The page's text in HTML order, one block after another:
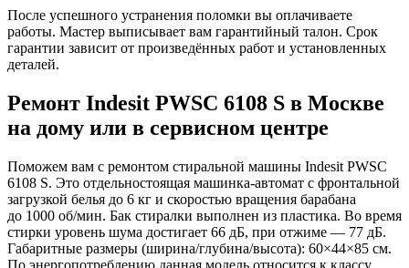
После успешного устранения поломки вы оплачиваете
работы. Мастер выписывает вам гарантийный талон. Срок
гарантии зависит от произведённых работ и установленных
деталей.
Ремонт Indesit PWSC 6108 S в Москве
на дому или в сервисном центре
Поможем вам с ремонтом стиральной машины Indesit PWSC
6108 S. Это отдельностоящая машинка-автомат с фронтальной
загрузкой белья до 6 кг и скоростью вращения барабана
до 1000 об/мин. Бак стиралки выполнен из пластика. Во время
стирки уровень шума достигает 66 дБ, при отжиме — 77 дБ.
Габаритные размеры (ширина/глубина/высота): 60×44×85 см.
По энергопотреблению данная модель относится к классу